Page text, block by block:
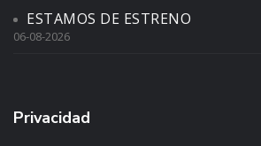
ESTAMOS DE ESTRENO
06-08-2026
Privacidad